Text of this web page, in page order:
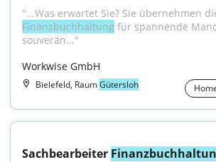
Finanzbuchhaltung für spannende
souverän..."
Workwise GmbH
Bielefeld, RaumGütersloh
Sachbearbeiter